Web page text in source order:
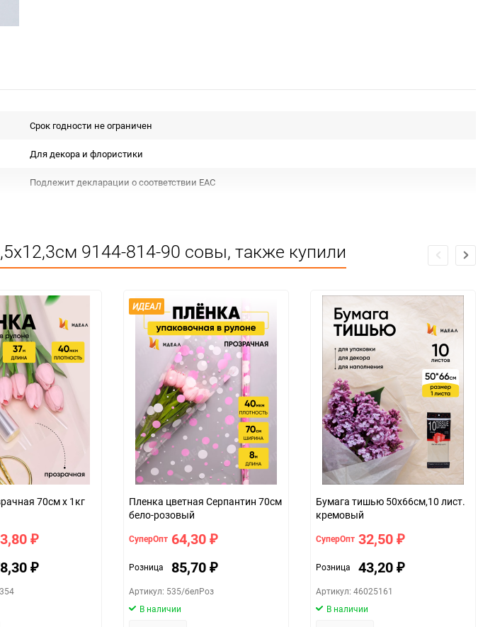
Срок годности не ограничен
Для декора и флористики
Подлежит декларации о соответствии ЕАС
шт
9144-814-90 совы, также купили
Пленка прозрачная 70см х 1кг
₽
₽
ИДЕАЛ
Пленка цветная Серпантин 70см
бело-розовый
СуперОпт 64,30 ₽
Розница 85,70 ₽
Артикул: 535/белРоз
В наличии
Бумага тишью 50х66см,10 лист.
кремовый
СуперОпт 32,50 ₽
Розница 43,20 ₽
Артикул: 46025161
В наличии